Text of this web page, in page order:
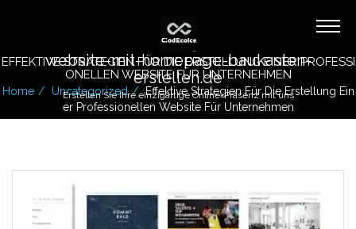
website-mit-homepage-baukasten-
erstellen.de
Erstellen Sie Ihre einzigartige Online-Präsenz mit uns
EFFEKTIVE STRATEGIEN FÜR DIE ERSTELLUNG EINER PROFESSI
ONELLEN WEBSITE FÜR UNTERNEHMEN
Home Uncategorized
Effektive Strategien Für Die Erstellung Ein
Er Professionellen Website Für Unternehmen